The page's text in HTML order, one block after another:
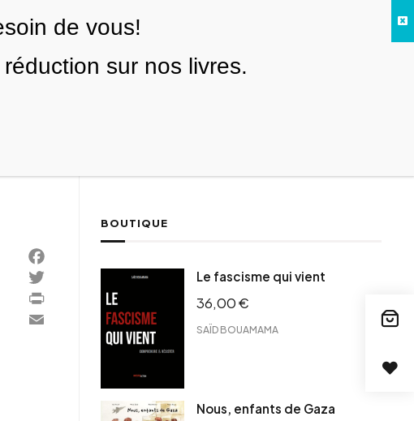
Facebook
Twitter
PrintFriendly
Email
BOUTIQUE
Le fascisme qui vient
36,00€
SAÏD BOUAMAMA
Nous, enfants de Gaza
de vous!
sur nos livres.